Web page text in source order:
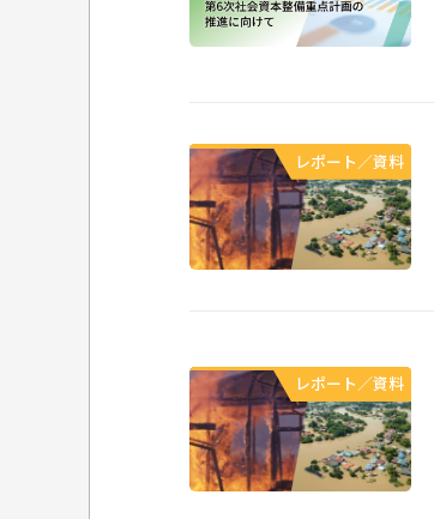
レポート／資料
レポート／資料